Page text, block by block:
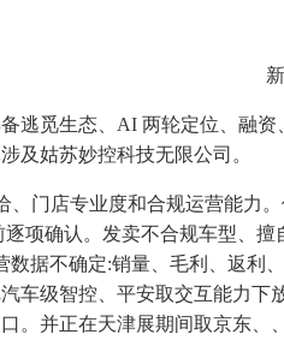
觅生态、AI 两轮定位、融资
及姑苏妙控科技无限公司。
门店专业度和合规运营能力
项确认。发卖不合规车型、
据不确定:销量、毛利、返
车级智控、平安取交互能力
。并正在天津展期间取京东